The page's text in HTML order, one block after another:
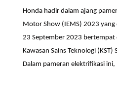
Honda hadir dalam ajang
Motor Show (IEMS) 2023 yang
23 September 2023 bertempat
Kawasan Sains Teknologi
Dalam pameran elektrifikasi